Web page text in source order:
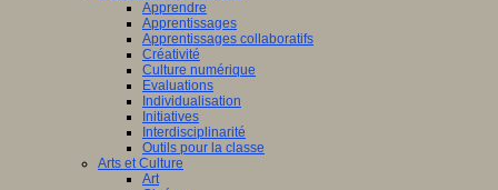
Apprendre
Apprentissages
Apprentissages collaboratifs
Créativité
Culture numérique
Evaluations
Individualisation
Initiatives
Interdisciplinarité
Outils pour la classe
Arts et Culture
Art